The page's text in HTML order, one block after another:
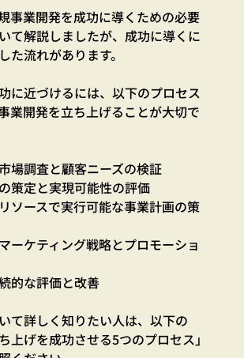
事業開発を成功に導くための必要
て解説しましたが、成功に導くに
た流れがあります。
に近づけるには、以下のプロセス
業開発を立ち上げることが大切で
場調査と顧客ニーズの検証
策定と実現可能性の評価
ソースで実行可能な事業計画の策
ーケティング戦略とプロモーショ
的な評価と改善
て詳しく知りたい人は、以下の
上げを成功させる5つのプロセス」